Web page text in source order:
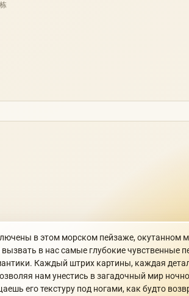
в этом морском пейзаже, окутанном
в нас самые глубокие чувственные
Каждый штрих картины, каждая
нам унестись в загадочный мир
его текстуру под ногами, как будто